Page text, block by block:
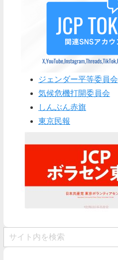
ジェンダー平等委員会
気候危機打開委員会
しんぶん赤旗
東京民報